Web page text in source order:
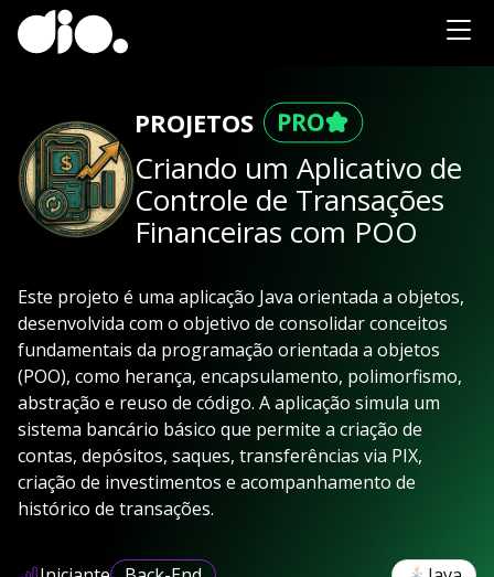
PROJETOS
Criando um Aplicativo de
Controle de Transações
Financeiras com POO
Este projeto é uma aplicação Java orientada a objetos,
desenvolvida com o objetivo de consolidar conceitos
fundamentais da programação orientada a objetos
(POO), como herança, encapsulamento, polimorfismo,
abstração e reuso de código. A aplicação simula um
sistema bancário básico que permite a criação de
contas, depósitos, saques, transferências via PIX,
criação de investimentos e acompanhamento de
histórico de transações.